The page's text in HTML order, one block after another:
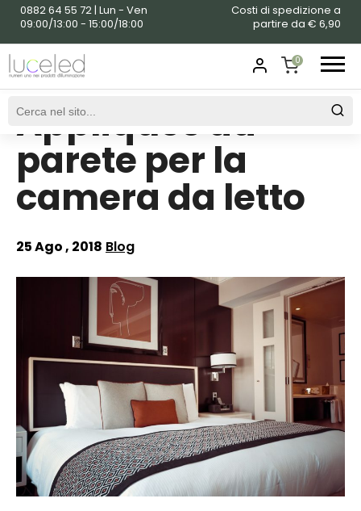
0882 64 55 72 | Lun - Ven
09:00/13:00 - 15:00/18:00
Costi di spedizione a
partire da € 6,90
0
SHOPPING
Appliques da
parete per la
camera da letto
25 Ago , 2018 Blog